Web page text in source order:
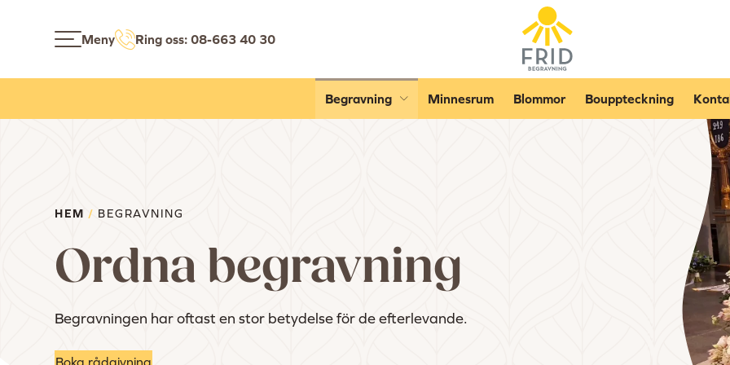
Meny Ring oss: 08-663 40 30
Begravning Minnesrum Blommor Bouppteckning
HEM / BEGRAVNING
Ordna begravning
Begravningen har oftast en stor betydelse för de efterlevande.
Boka rådgivning